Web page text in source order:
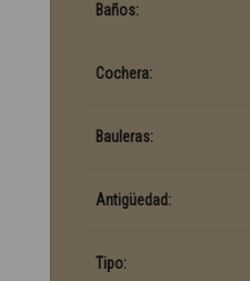
Baños:
Cochera:
Bauleras:
Antigüedad:
Tipo: